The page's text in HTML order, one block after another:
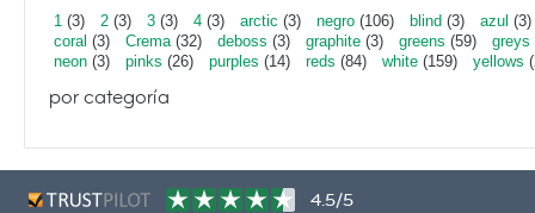
1 (3) 2 (3) 3 (3) 4 (3) arctic (3) negro (106) blind (3) azul (3)
coral (3) Crema(32) deboss (3) graphite (3) greens (59) greys
neon (3) pinks (26) purples (14) reds (84) white (159) yellows
por categoría
4.5/5